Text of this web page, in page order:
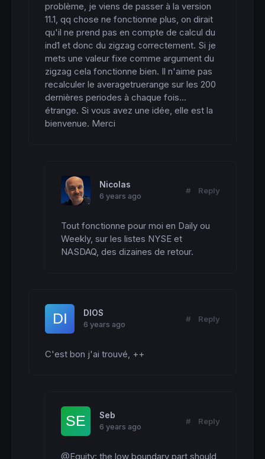
problème, je viens de passer à la version
11.1, qq chose ne fonctionne plus, on dirait
qu'il ne prend pas en compte de calcul du
ind1 et donc du zigzag correctement. Si je
mets une valeur fixe comme argument du
zigzag cela fonctionne bien. Il n'aime pas
recalculer le averagetruerange sur les 200
dernières periodes à chaque fois...
étrange. Si vous avez une idée, elle est la
bienvenue. Merci
Nicolas
6 years ago
# Reply
Tout fonctionne pour moi en Daily ou
Weekly, sur les listes NYSE et
NASDAQ, des dizaines de retour.
DIOS
6 years ago
# Reply
C'est bon j'ai trouvé, ++
Seb
6 years ago
# Reply
@Equity: the low boundary part should